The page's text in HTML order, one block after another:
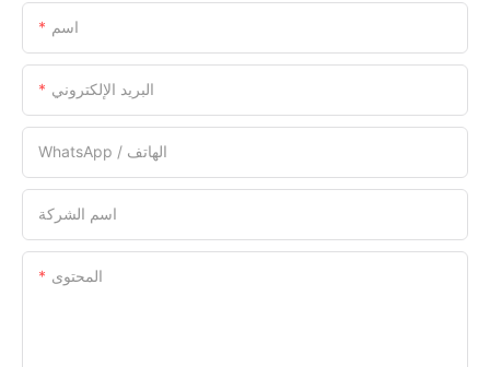
اسم
البريد الإلكتروني
WhatsApp / الهاتف
اسم الشركة
المحتوى